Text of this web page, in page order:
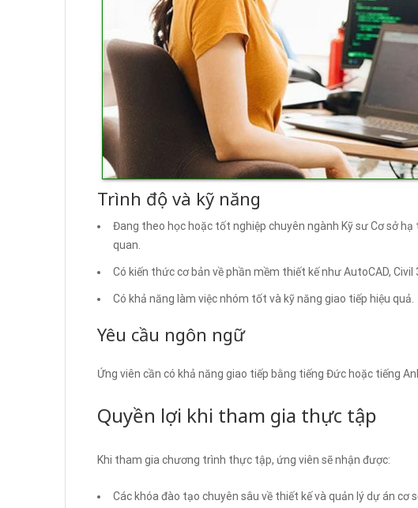
Trình độ và kỹ năng
Đang theo học hoặc tốt nghiệp chuyên ngành Kỹ sư Cơ sở
quan.
Có kiến thức cơ bản về phần mềm thiết kế như AutoCAD, Civil
Có khả năng làm việc nhóm tốt và kỹ năng giao tiếp hiệu quả.
Yêu cầu ngôn ngữ
Ứng viên cần có khả năng giao tiếp bằng tiếng Đức hoặc tiếng
Quyền lợi khi tham gia thực tập
Khi tham gia chương trình thực tập, ứng viên sẽ nhận được:
Các khóa đào tạo chuyên sâu về thiết kế và quản lý dự án cơ